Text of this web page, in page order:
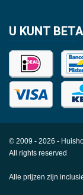
U KUNT
© 2009 - 2026 -
All rights reserved
Alle prijzen zijn